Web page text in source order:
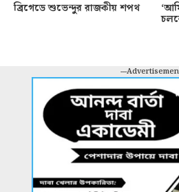
ব্রিগেডে শুভেন্দুর রাজকীয় শপথ
---